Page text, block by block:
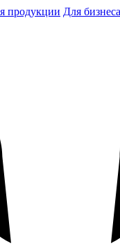
продукции Для бизнеса